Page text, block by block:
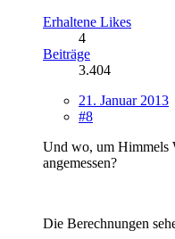
Erhaltene Likes
4
Beiträge
3.404
21. Januar 2013
#8
Und wo, um Himmels
angemessen?
Die Berechnungen